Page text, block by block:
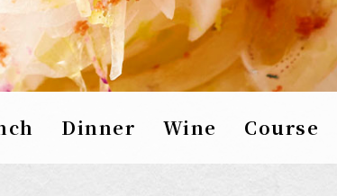
Dinner Wine Course